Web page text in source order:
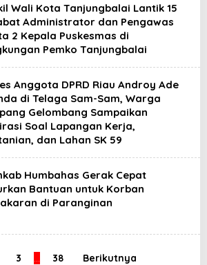
Wali Kota Tanjungbalai Lantik 15
Administrator dan Pengawas
2 Kepala Puskesmas di
Pemko Tanjungbalai
Anggota DPRD Riau Androy Ade
di Telaga Sam-Sam, Warga
Gelombang Sampaikan
Soal Lapangan Kerja,
dan Lahan SK 59
Humbahas Gerak Cepat
Bantuan untuk Korban
di Paranginan
3 … 38 Berikutnya